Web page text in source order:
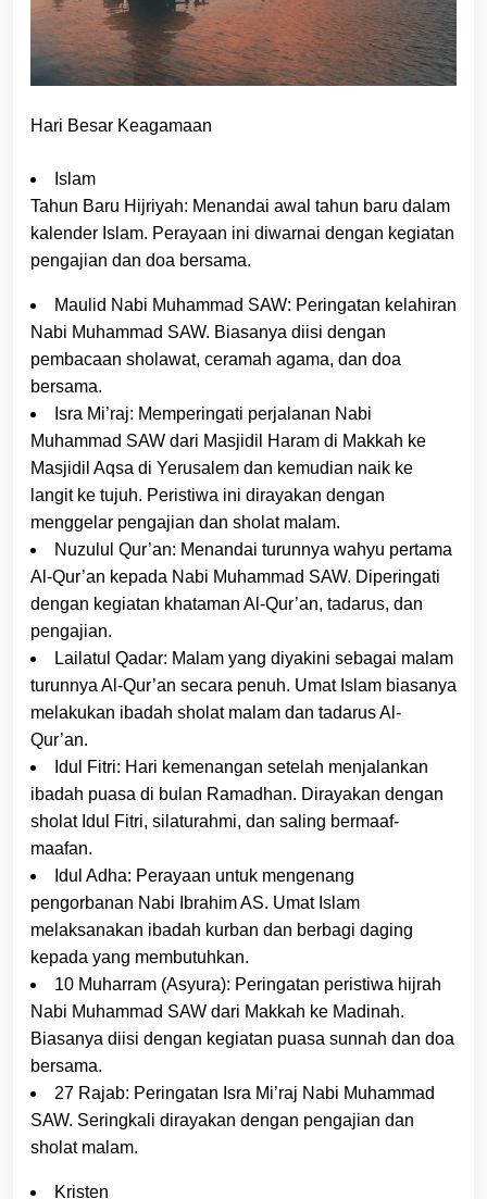
Hari Besar Keagamaan
Islam
Tahun Baru Hijriyah: Menandai awal tahun baru dalam
kalender Islam. Perayaan ini diwarnai dengan kegiatan
pengajian dan doa bersama.
Maulid Nabi Muhammad SAW: Peringatan kelahiran
Nabi Muhammad SAW. Biasanya diisi dengan
pembacaan sholawat, ceramah agama, dan doa
bersama.
Isra Mi’raj: Memperingati perjalanan Nabi
Muhammad SAW dari Masjidil Haram di Makkah ke
Masjidil Aqsa di Yerusalem dan kemudian naik ke
langit ke tujuh. Peristiwa ini dirayakan dengan
menggelar pengajian dan sholat malam.
Nuzulul Qur’an: Menandai turunnya wahyu pertama
Al-Qur’an kepada Nabi Muhammad SAW. Diperingati
dengan kegiatan khataman Al-Qur’an, tadarus, dan
pengajian.
Lailatul Qadar: Malam yang diyakini sebagai malam
turunnya Al-Qur’an secara penuh. Umat Islam biasanya
melakukan ibadah sholat malam dan tadarus Al-
Qur’an.
Idul Fitri: Hari kemenangan setelah menjalankan
ibadah puasa di bulan Ramadhan. Dirayakan dengan
sholat Idul Fitri, silaturahmi, dan saling bermaaf-
maafan.
Idul Adha: Perayaan untuk mengenang
pengorbanan Nabi Ibrahim AS. Umat Islam
melaksanakan ibadah kurban dan berbagi daging
kepada yang membutuhkan.
10 Muharram (Asyura): Peringatan peristiwa hijrah
Nabi Muhammad SAW dari Makkah ke Madinah.
Biasanya diisi dengan kegiatan puasa sunnah dan doa
bersama.
27 Rajab: Peringatan Isra Mi’raj Nabi Muhammad
SAW. Seringkali dirayakan dengan pengajian dan
sholat malam.
Kristen